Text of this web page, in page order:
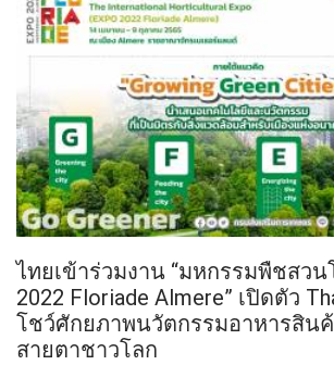
ไทยเข้าร่วมงาน “มหกรรมพืชสวน
2022 Floriade Almere” เปิดตัว
โชว์ศักยภาพนวัตกรรมอาหารสิน
สายตาชาวโลก